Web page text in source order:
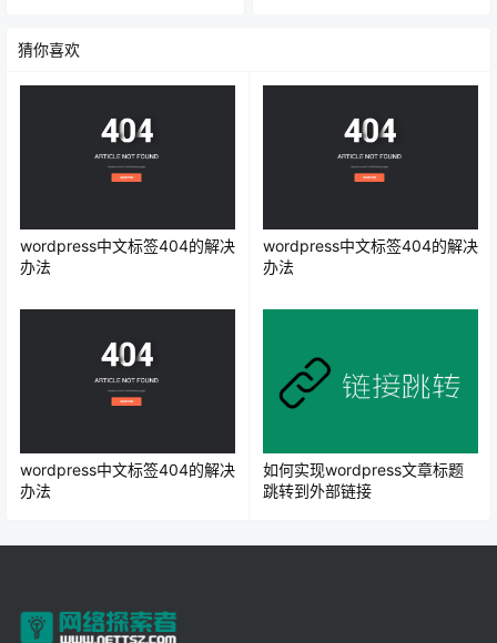
猜你喜欢
wordpress中文标签404的解决
办法
wordpress中文标签404的解决
办法
wordpress中文标签404的解决
办法
如何实现wordpress文章标题
跳转到外部链接